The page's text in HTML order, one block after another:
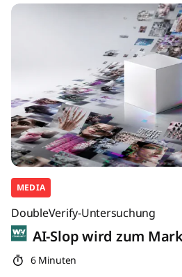
MEDIA
DoubleVerify-Untersuchung
AI-Slop wird zum
6 Minuten